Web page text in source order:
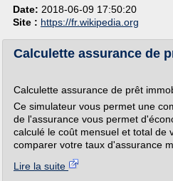
Date: 2018-06-09 17:50:20
Site : https://fr.wikipedia.org
Calculette assurance de
Calculette assurance de prêt
Ce simulateur vous permet une
de l'assurance vous permet
calculé le coût mensuel et total de
comparer votre taux d'assurance
Lire la suite